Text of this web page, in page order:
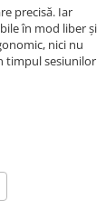
precisă. Iar
în mod liber și
nici nu
timpul sesiunilor